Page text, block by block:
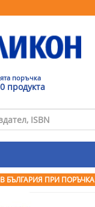
поръчка
0 продукта
БЪЛГАРИЯ ПРИ ПОРЪЧКА